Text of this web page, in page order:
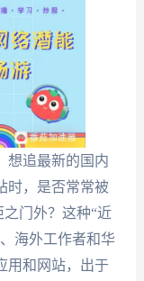
想追最新的国内
时，是否常常被
之门外？这种“近
海外工作者和华
用和网站，出于